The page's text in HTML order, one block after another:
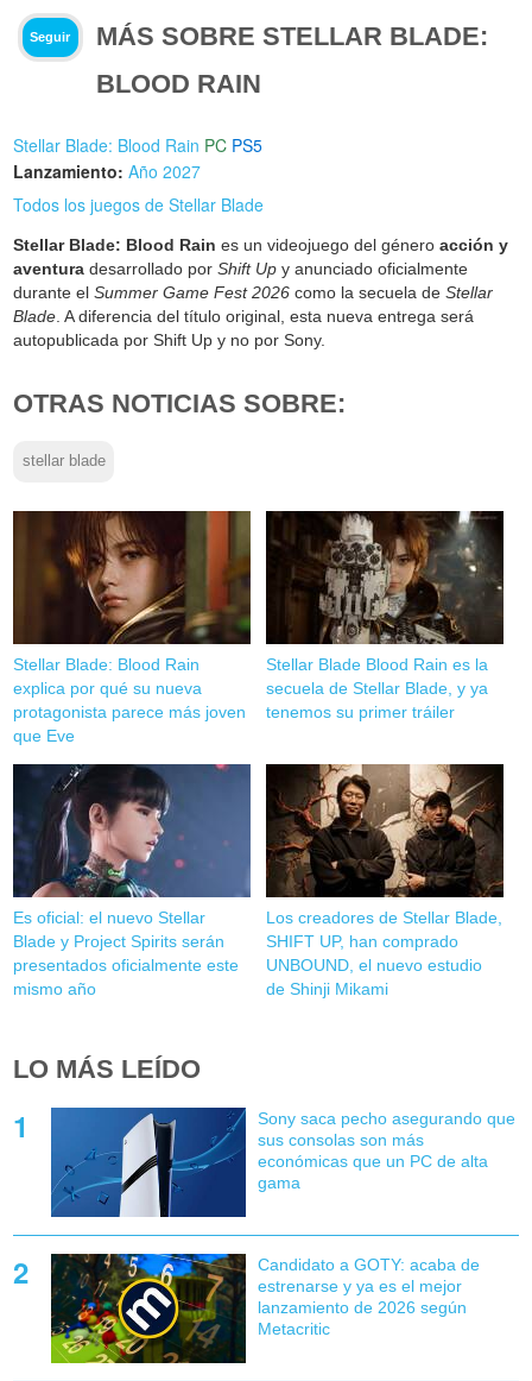
Seguir
MÁS SOBRE STELLAR BLADE:
BLOOD RAIN
Stellar Blade: Blood Rain PC PS5
Lanzamiento: Año 2027
Todos los juegos de Stellar Blade
Stellar Blade: Blood Rain es un videojuego del géneroacción y
aventura desarrollado porShift Up y anunciado oficialmente
durante elSummer Game Fest 2026 como la secuela deStellar
Blade . A diferencia del título original, esta nueva entrega será
autopublicada por Shift Up y no por Sony.
OTRAS NOTICIAS SOBRE:
stellar blade
Stellar Blade: Blood Rain
explica por qué su nueva
protagonista parece más joven
que Eve
Stellar Blade Blood Rain es la
secuela de Stellar Blade, y ya
tenemos su primer tráiler
Es oficial: el nuevo Stellar
Blade y Project Spirits serán
presentados oficialmente este
mismo año
Los creadores de Stellar Blade,
SHIFT UP, han comprado
UNBOUND, el nuevo estudio
de Shinji Mikami
LO MÁS LEÍDO
Sony saca pecho asegurando que
sus consolas son más
económicas que un PC de alta
gama
Candidato a GOTY: acaba de
estrenarse y ya es el mejor
lanzamiento de 2026 según
Metacritic